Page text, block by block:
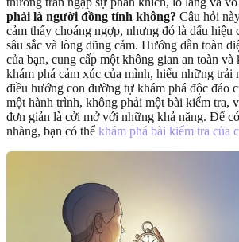
phải là người đồng tính không? Câu hỏi
cảm thấy choáng ngợp, nhưng đó là dấu hiệu
sâu sắc và lòng dũng cảm. Hướng dẫn toàn
của bạn, cung cấp một không gian an toàn và
khám phá cảm xúc của mình, hiểu những trải
điều hướng con đường tự khám phá độc đáo
một hành trình, không phải một bài kiểm tra,
đơn giản là cởi mở với những khả năng. Để
nhàng, bạn có thể khám phá bài kiểm tra của